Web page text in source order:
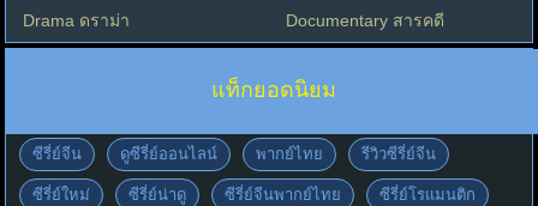
Drama ดราม่า Documentary สารคดี
แท็กยอดนิยม
ซีรี่ย์จีน ดูซีรี่ย์ออนไลน์ พากย์ไทย รีวิวซีรี่ย์จีน
ซีรี่ย์ใหม่ ซีรี่ย์น่าดู ซีรี่ย์จีนพากย์ไทย ซีรี่ย์โรแมนติก